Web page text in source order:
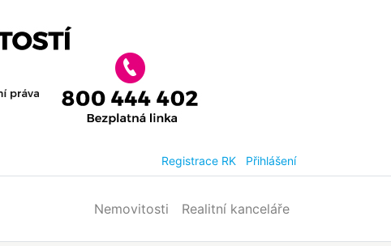
Registrace RK Přihlášení
Nemovitosti Realitní kanceláře